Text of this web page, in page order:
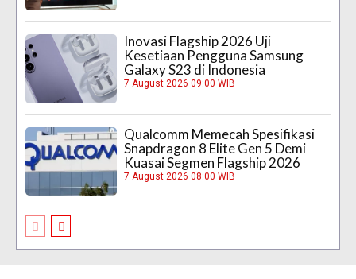
Inovasi Flagship 2026 Uji
Kesetiaan Pengguna Samsung
Galaxy S23 di Indonesia
7 August 2026 09:00 WIB
Qualcomm Memecah Spesifikasi
Snapdragon 8 Elite Gen 5 Demi
Kuasai Segmen Flagship 2026
7 August 2026 08:00 WIB